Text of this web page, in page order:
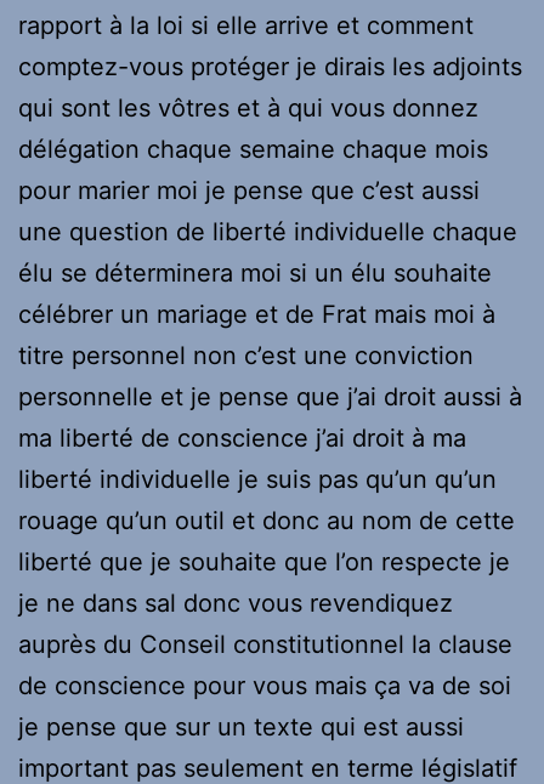
rapport à la loi si elle arrive et comment
comptez-vous protéger je dirais les adjoints
qui sont les vôtres et à qui vous donnez
délégation chaque semaine chaque mois
pour marier moi je pense que c’est aussi
une question de liberté individuelle chaque
élu se déterminera moi si un élu souhaite
célébrer un mariage et de Frat mais moi à
titre personnel non c’est une conviction
personnelle et je pense que j’ai droit aussi à
ma liberté de conscience j’ai droit à ma
liberté individuelle je suis pas qu’un qu’un
rouage qu’un outil et donc au nom de cette
liberté que je souhaite que l’on respecte je
je ne dans sal donc vous revendiquez
auprès du Conseil constitutionnel la clause
de conscience pour vous mais ça va de soi
je pense que sur un texte qui est aussi
important pas seulement en terme législatif